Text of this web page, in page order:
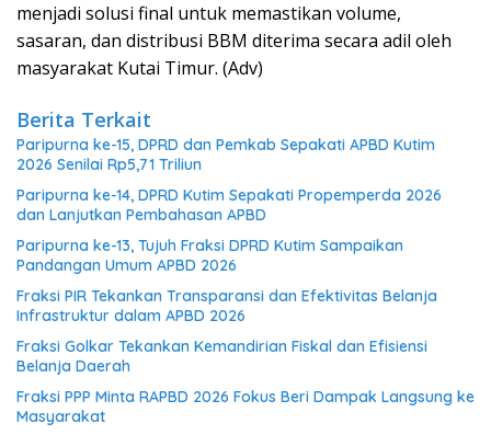
menjadi solusi final untuk memastikan volume,
sasaran, dan distribusi BBM diterima secara adil oleh
masyarakat Kutai Timur. (Adv)
Berita Terkait
Paripurna ke-15, DPRD dan Pemkab Sepakati APBD Kutim
2026 Senilai Rp5,71 Triliun
Paripurna ke-14, DPRD Kutim Sepakati Propemperda 2026
dan Lanjutkan Pembahasan APBD
Paripurna ke-13, Tujuh Fraksi DPRD Kutim Sampaikan
Pandangan Umum APBD 2026
Fraksi PIR Tekankan Transparansi dan Efektivitas Belanja
Infrastruktur dalam APBD 2026
Fraksi Golkar Tekankan Kemandirian Fiskal dan Efisiensi
Belanja Daerah
Fraksi PPP Minta RAPBD 2026 Fokus Beri Dampak Langsung ke
Masyarakat